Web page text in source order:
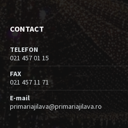
CONTACT
TELEFON
021 457 01 15
FAX
021 457 11 71
E-mail
primariajilava@primariajilava.ro